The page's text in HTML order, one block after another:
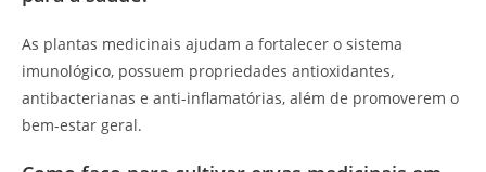
As plantas medicinais ajudam a fortalecer o sistema
imunológico, possuem propriedades antioxidantes,
antibacterianas e anti-inflamatórias, além de promoverem o
bem-estar geral.